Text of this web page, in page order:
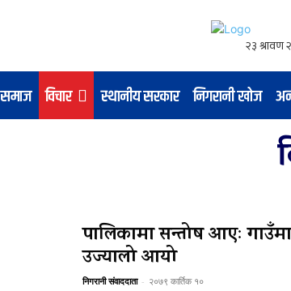
समाज विचार स्थानीय सरकार निगरानी खोज
पालिकामा सन्तोष आएः गाउँमा
उज्यालो आयो
निगरानी संवाददाता - २०७९ कार्तिक १०